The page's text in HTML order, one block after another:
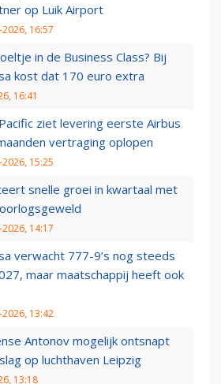
op Luik Airport
16:57
in de Business Class? Bij
kost dat 170 euro extra
16:41
ziet levering eerste Airbus
vertraging oplopen
15:25
snelle groei in kwartaal met
14:17
verwacht 777-9’s nog steeds
maar maatschappij heeft ook
2026, 13:42
Antonov mogelijk ontsnapt
op luchthaven Leipzig
13:18